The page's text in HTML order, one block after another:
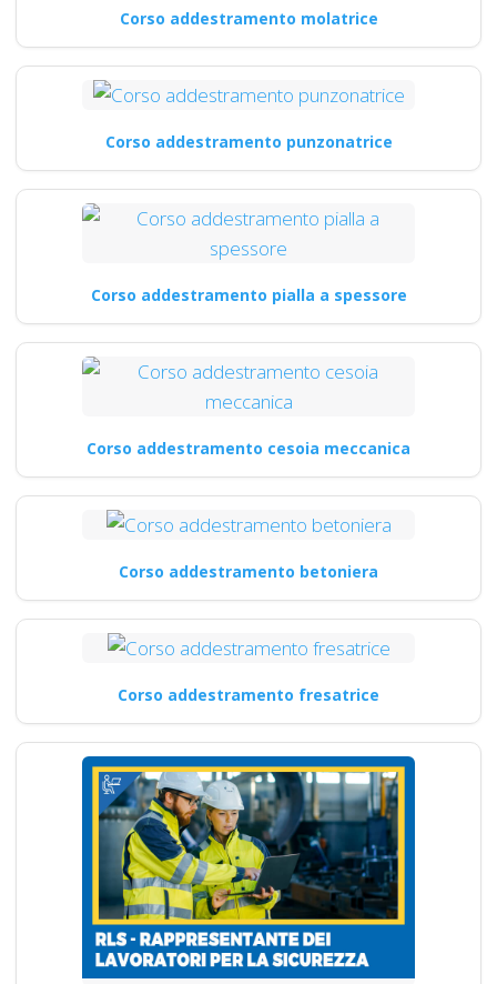
Corso addestramento molatrice
Corso addestramento punzonatrice
Corso addestramento pialla a spessore
Corso addestramento cesoia meccanica
Corso addestramento betoniera
Corso addestramento fresatrice